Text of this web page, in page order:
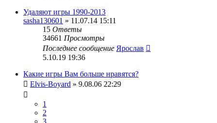
Удаляют игры 1990-2013
sasha130601 » 11.07.14 15:11
15 Ответы
34661 Просмотры
Последнее сообщение Ярослав
5.10.19 19:36
Какие игры Вам больше нравятся?
Elvis-Boyard » 9.08.06 22:29
1
2
3